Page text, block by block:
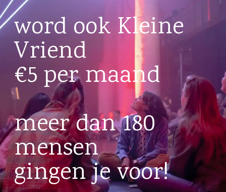
word ook Kleine
Vriend
€5 per maand
meer dan 180
mensen
gingen je voor!